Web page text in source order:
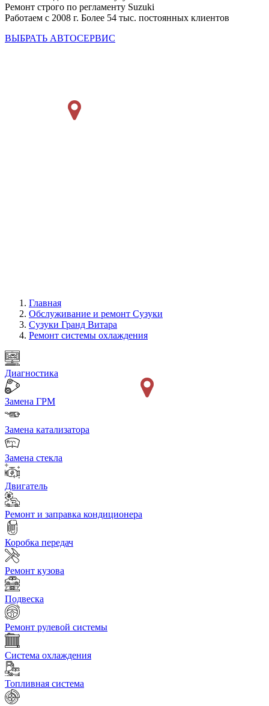
Ремонт строго по регламенту Suzuki
Работаем с 2008 г. Более 54 тыс. постоянных клиентов
ВЫБРАТЬ АВТОСЕРВИС
Главная
Обслуживание и ремонт Сузуки
Сузуки Гранд Витара
Ремонт системы охлаждения
Диагностика
Замена ГРМ
Замена катализатора
Замена стекла
Двигатель
Ремонт и заправка кондиционера
Коробка передач
Ремонт кузова
Подвеска
Ремонт рулевой системы
Система охлаждения
Топливная система